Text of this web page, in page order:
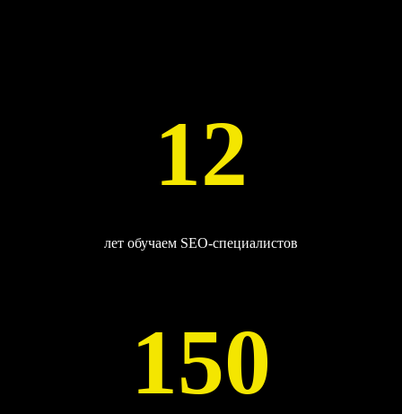
12
лет обучаем SEO-специалистов
150